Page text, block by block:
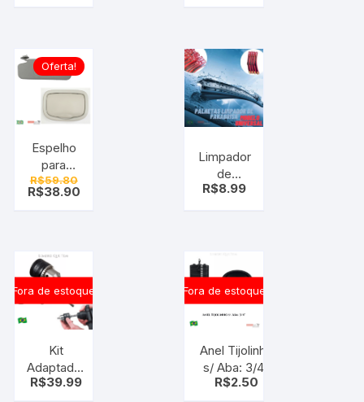
Oferta!
Espelho
para
quebra
sol –
universal
R$59.80
R$38.90
Limpador
de
Parabrisa
Vidro Sw
Gancho
Dianteiras
R$8.99
Fora de estoque
Kit
Adaptador
mandril
R$39.99
Fora de estoque
Anel Tijolinho
s/ Aba: 3/4″
Equipamentos
R$2.50